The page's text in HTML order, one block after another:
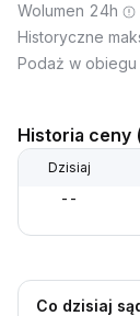
Wolumen 24h
Historyczne
Podaż w obiegu
Historia ceny
Dzisiaj
--
Co dzisiaj